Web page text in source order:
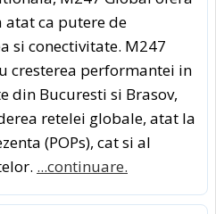
ca putere de
si conectivitate. M247
cresterea performantei in
din Bucuresti si Brasov,
retelei globale, atat la
(POPs), cat si al
...continuare.